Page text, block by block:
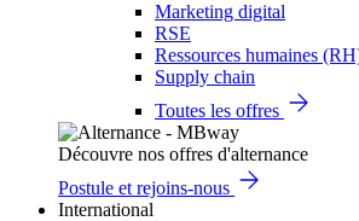
Marketing digital
RSE
Ressources humaines
Supply chain
Toutes les offres
Découvre nos offres d'alternance
Postule et rejoins-nous
International